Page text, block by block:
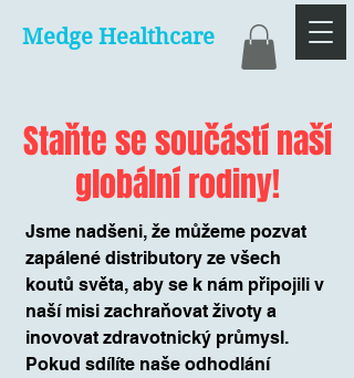
Medge Healthcare
Staňte se součástí naší
globální rodiny!
Jsme nadšeni, že můžeme pozvat
zapálené distributory ze všech
koutů světa, aby se k nám připojili v
naší misi zachraňovat životy a
inovovat zdravotnický průmysl.
Pokud sdílíte naše odhodlání